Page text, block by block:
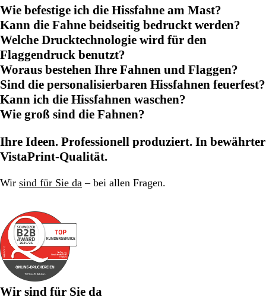
Wie befestige ich die Hissfahne am Mast?
Kann die Fahne beidseitig bedruckt werden?
Welche Drucktechnologie wird für den
Flaggendruck benutzt?
Woraus bestehen Ihre Fahnen und Flaggen?
Sind die personalisierbaren Hissfahnen feuerfest?
Kann ich die Hissfahnen waschen?
Wie groß sind die Fahnen?
Ihre Ideen. Professionell produziert. In bewährter
VistaPrint-Qualität.
Wir sind für Sie da – bei allen Fragen.
Wir sind für Sie da